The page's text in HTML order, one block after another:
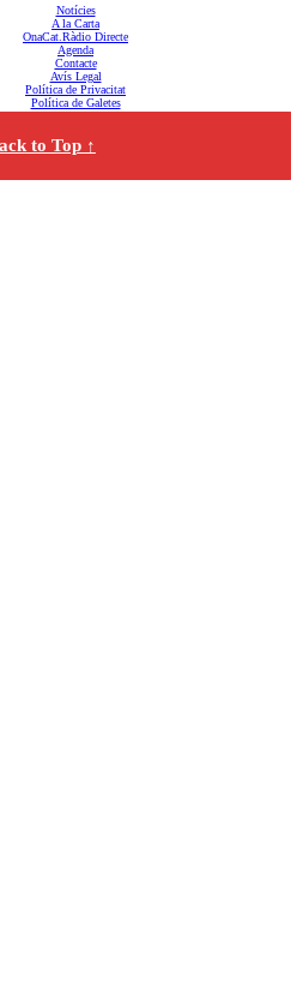
Notícies
A la Carta
OnaCat.Ràdio Directe
Agenda
Contacte
Avís Legal
Política de Privacitat
Política de Galetes
to Top ↑